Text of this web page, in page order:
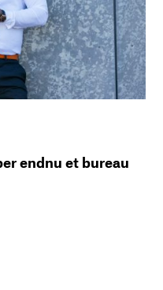
endnu et bureau